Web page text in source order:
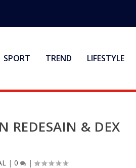
SPORT TREND LIFESTYLE
REDESAIN & DEX
|0 |